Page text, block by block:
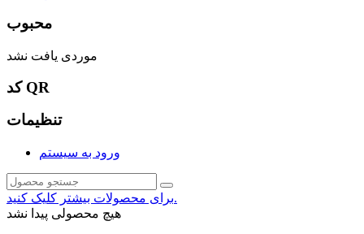
محبوب
موردی یافت نشد
کد QR
تنظیمات
ورود به سیستم
برای محصولات بیشتر کلیک کنید.
هیچ محصولی پیدا نشد